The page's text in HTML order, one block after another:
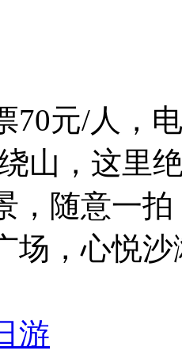
70元/人，
山，这里
，随意一
场，心悦
游